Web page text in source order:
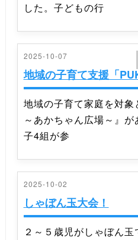
した。子どもの行
2025-10-07
地域の子育て支援「
地域の子育て家庭を対
～あかちゃん広場～』
子4組が参
2025-10-02
しゃぼん玉大会！
２～５歳児がしゃぼん